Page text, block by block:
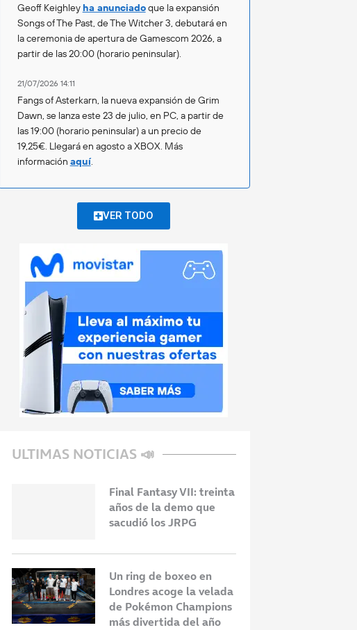
Geoff Keighley ha anunciadoque la expansión
Songs of The Past, de The Witcher 3, debutará en
la ceremonia de apertura de Gamescom 2026, a
partir de las 20:00 (horario peninsular).
21/07/2026 14:11
Fangs of Asterkarn, la nueva expansión de Grim
Dawn, se lanza este 23 de julio, en PC, a partir de
las 19:00 (horario peninsular) a un precio de
19,25€. Llegará en agosto a XBOX. Más
información aquí.
VER TODO
ULTIMAS NOTICIAS 📣
Final Fantasy VII: treinta
años de la demo que
sacudió los JRPG
Un ring de boxeo en
Londres acoge la velada
de Pokémon Champions
más divertida del año